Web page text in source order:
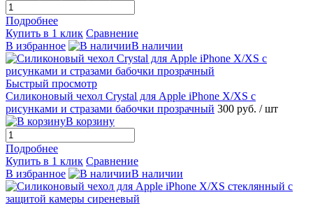
Подробнее
Купить в 1 клик Сравнение
В избранное
В наличии
Быстрый просмотр
Силиконовый чехол Crystal для Apple iPhone X/XS с
рисунками и стразами бабочки прозрачный 300 руб. / шт
В корзину
Подробнее
Купить в 1 клик Сравнение
В избранное
В наличии